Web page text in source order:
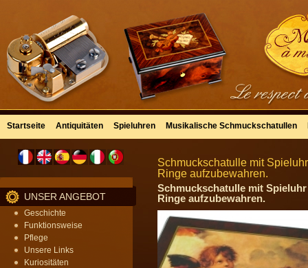
Startseite Antiquitäten Spieluhren Musikalische Schmuckschatullen
UNSER ANGEBOT
Geschichte
Funktionsweise
Pflege
Unsere Links
Kuriositäten
Schmuckschatulle mit
Ringe aufzubewahren.
Schmuckschatulle mit
Ringe aufzubewahren.